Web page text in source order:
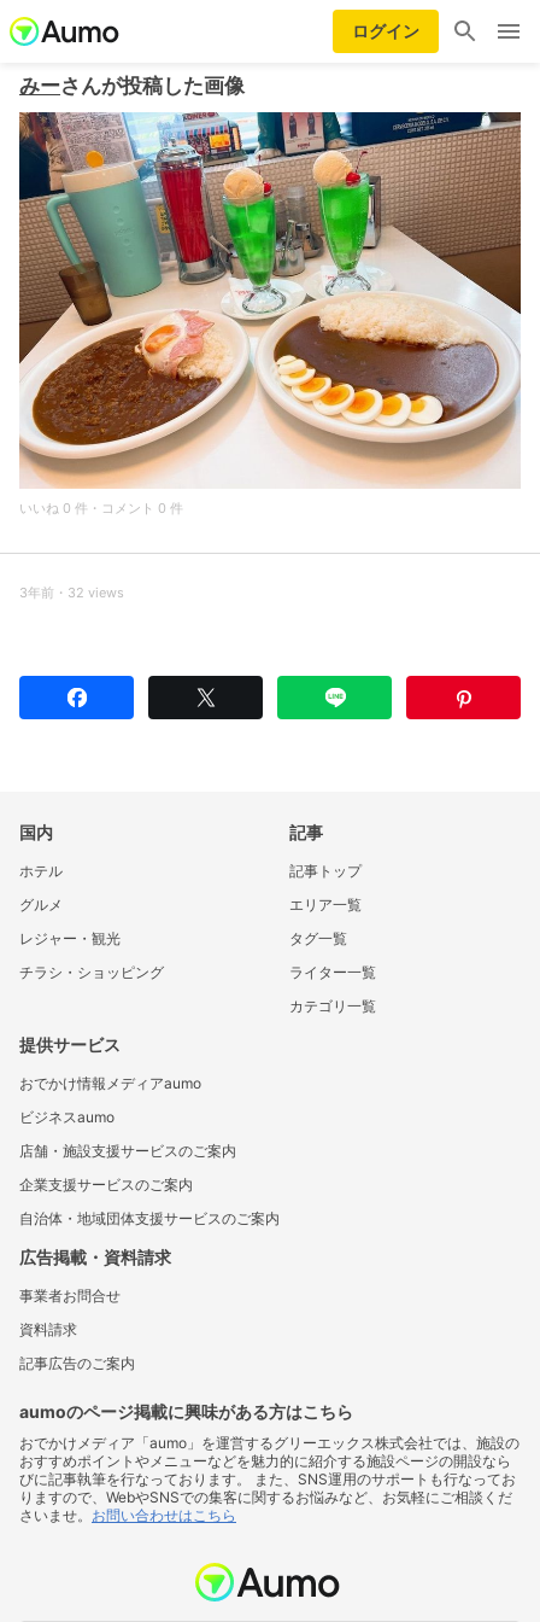
ログイン
みーさんが投稿した画像
いいね 0 件・コメント 0 件
3年前・32 views
国内
ホテル
グルメ
レジャー・観光
チラシ・ショッピング
記事
記事トップ
エリア一覧
タグ一覧
ライター一覧
カテゴリ一覧
提供サービス
おでかけ情報メディアaumo
ビジネスaumo
店舗・施設支援サービスのご案内
企業支援サービスのご案内
自治体・地域団体支援サービスのご案内
広告掲載・資料請求
事業者お問合せ
資料請求
記事広告のご案内
aumoのページ掲載に興味がある方はこちら
おでかけメディア「aumo」を運営するグリーエックス株式会社では、施設の
おすすめポイントやメニューなどを魅力的に紹介する施設ページの開設なら
びに記事執筆を行なっております。 また、SNS運用のサポートも行なってお
りますので、WebやSNSでの集客に関するお悩みなど、お気軽にご相談くだ
さいませ。 お問い合わせはこちら